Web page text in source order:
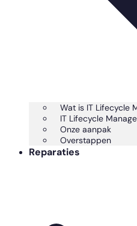
Wat is IT Lifecycle
IT Lifecycle
Onze aanpak
Overstappen
Reparaties